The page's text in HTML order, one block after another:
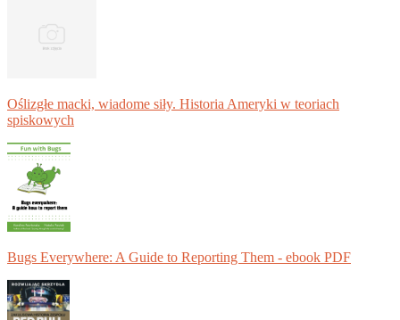
Oślizgłe macki, wiadome siły. Historia Ameryki w teoriach
spiskowych
Bugs Everywhere: A Guide to Reporting Them - ebook PDF